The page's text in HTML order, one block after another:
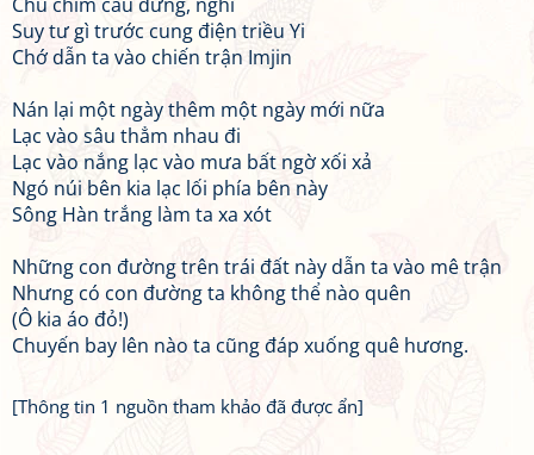
Suy tư gì trước cung điện triều Yi
Chớ dẫn ta vào chiến trận Imjin
Nán lại một ngày thêm một ngày mới nữa
Lạc vào sâu thẳm nhau đi
Lạc vào nắng lạc vào mưa bất ngờ xối xả
Ngó núi bên kia lạc lối phía bên này
Sông Hàn trắng làm ta xa xót
Những con đường trên trái đất này dẫn ta vào mê trận
Nhưng có con đường ta không thể nào quên
(Ô kia áo đỏ!)
Chuyến bay lên nào ta cũng đáp xuống quê hương.
[Thông tin 1 nguồn tham khảo đã được ẩn]